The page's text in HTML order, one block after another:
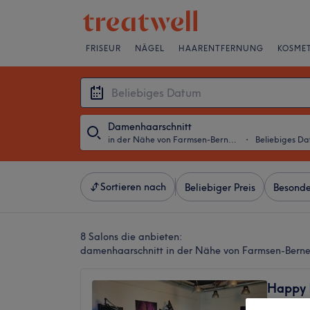
FRISEUR NÄGEL HAARENTFERNUNG
Damenhaarschnitt
in der Nähe von Farmsen-Berne, Hamburg ・ Beliebiges
Sortieren nach Beliebiger Preis
8 Salons die anbieten:
damenhaarschnitt in der Nähe von Farmsen-
Happy